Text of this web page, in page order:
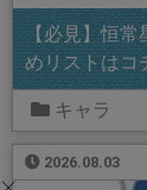
【必見】恒常
めリストはコ
キャラ
2026.08.03